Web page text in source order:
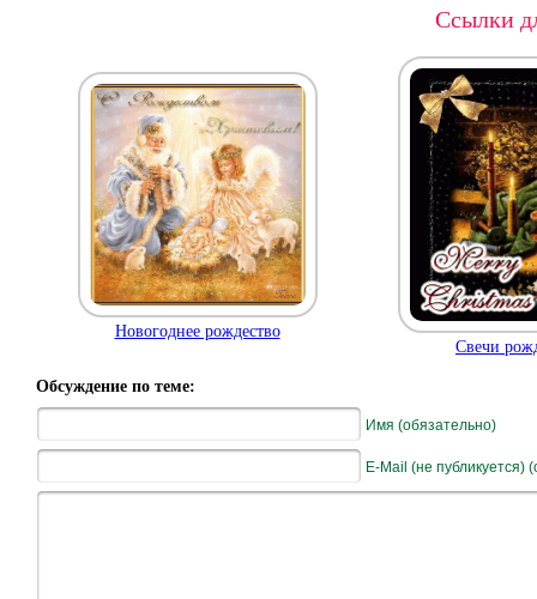
Ссылки
Новогоднее рождество
Свечи
Обсуждение по теме:
Имя (обязательно)
E-Mail (не публикуется)